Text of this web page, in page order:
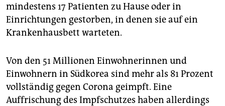
mindestens 17 Patienten zu Hause oder in
Einrichtungen gestorben, in denen sie auf ein
Krankenhausbett warteten.
Von den 51 Millionen Einwohnerinnen und
Einwohnern in Südkorea sind mehr als 81 Prozent
vollständig gegen Corona geimpft. Eine
Auffrischung des Impfschutzes haben allerdings